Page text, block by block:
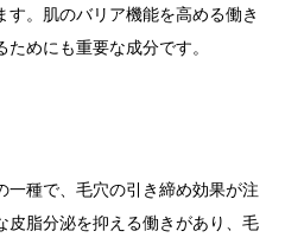
。肌のバリア機能を高める働き
めにも重要な成分です。
一種で、毛穴の引き締め効果が注
皮脂分泌を抑える働きがあり、毛